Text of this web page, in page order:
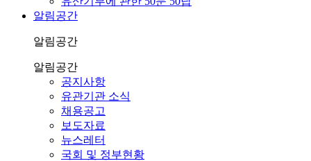
알림공간
알림공간
알림공간
공지사항
유관기관 소식
채용공고
보도자료
뉴스레터
국회 및 정부현황